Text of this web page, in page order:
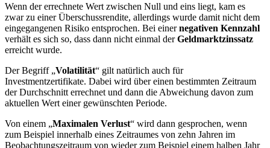
Wenn der errechnete Wert zwischen Null und eins liegt, kam es
zwar zu einer Überschussrendite, allerdings wurde damit nicht dem
eingegangenen Risiko entsprochen. Bei einernegativen Kennzahl
verhält es sich so, dass dann nicht einmal derGeldmarktzinssatz
erreicht wurde.
Der Begriff „Volatilität“ gilt natürlich auch für
Investmentzertifikate. Dabei wird über einen bestimmten Zeitraum
der Durchschnitt errechnet und dann die Abweichung davon zum
aktuellen Wert einer gewünschten Periode.
Von einem „Maximalen Verlust“ wird dann gesprochen, wenn
zum Beispiel innerhalb eines Zeitraumes von zehn Jahren im
Beobachtungszeitraum von wieder zum Beispiel einem halben Jahr